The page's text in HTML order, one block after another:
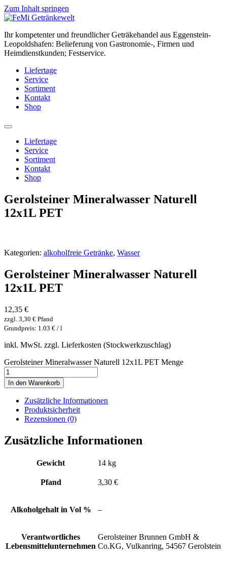
Zum Inhalt springen
Ihr kompetenter und freundlicher Geträkehandel aus Eggenstein-
Leopoldshafen: Belieferung von Gastronomie-, Firmen und
Heimdienstkunden; Festservice.
Liefertage
Service
Sortiment
Kontakt
Shop
Liefertage
Service
Sortiment
Kontakt
Shop
Gerolsteiner Mineralwasser Naturell
12x1L PET
Kategorien: alkoholfreie Getränke, Wasser
Gerolsteiner Mineralwasser Naturell
12x1L PET
12,35 €
zzgl. 3,30 € Pfand
Grundpreis: 1.03 € / l
inkl. MwSt. zzgl. Lieferkosten (Stockwerkzuschlag)
Gerolsteiner Mineralwasser Naturell 12x1L PET Menge
In den Warenkorb
Zusätzliche Informationen
Produktsicherheit
Rezensionen (0)
Zusätzliche Informationen
Gewicht 14 kg
Pfand 3,30 €
Alkoholgehalt in Vol % –
Verantwortliches
Lebensmittelunternehmen
Gerolsteiner Brunnen GmbH &
Co.KG, Vulkanring, 54567 Gerolstein